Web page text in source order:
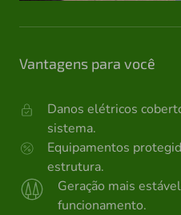
Vantagens para você
Danos elétricos
sistema.
Equipamentos
estrutura.
Geração mais
funcionamento.